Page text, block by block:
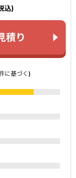
込)
積り
に基づく)